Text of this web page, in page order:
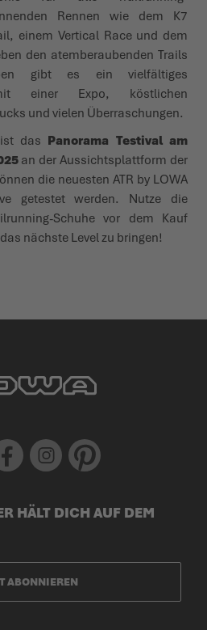
– WENN DIE BERGE NACH DIR
Rennen wie dem K7
einem Vertical Race und dem
den atemberaubenden Trails
gibt es ein vielfältiges
einer Expo, köstlichen
und vielen Überraschungen.
das Panorama Testival am
an der Aussichtsplattform der
die neuesten ATR by LOWA
getestet werden. Nutze die
Schuhe vor dem Kauf
nächste Level zu bringen!
Instagram Pinterest
HÄLT DICH AUF DEM
ABONNIEREN